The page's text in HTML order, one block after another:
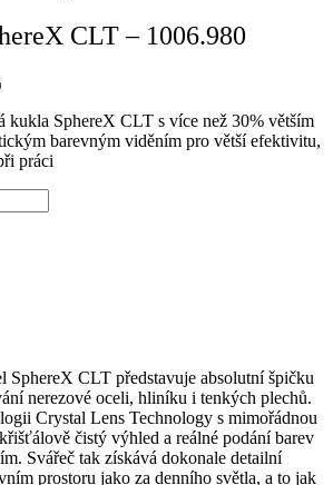
CLT – 1006.980
kukla SphereX CLT s více než 30% větším
barevným viděním pro větší efektivitu,
práci
SphereX CLT představuje absolutní špičku
nerezové oceli, hliníku i tenkých plechů.
Crystal Lens Technology s mimořádnou
čistý výhled a reálné podání barev
Svářeč tak získává dokonale detailní
prostoru jako za denního světla, a to jak